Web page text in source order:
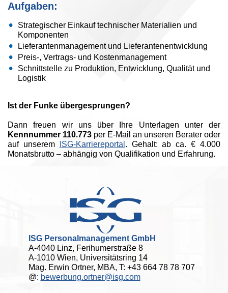
Aufgaben:
Strategischer Einkauf technischer Materialien und
Komponenten
Lieferantenmanagement und Lieferantenentwicklung
Preis-, Vertrags- und Kostenmanagement
Schnittstelle zu Produktion, Entwicklung, Qualität und
Logistik
Ist der Funke übergesprungen?
Dann freuen wir uns über Ihre Unterlagen unter der
Kennnummer 110.773 per E-Mail an unseren Berater oder
auf unserem
ISG-Karriereportal . Gehalt: ab ca. € 4.000
Monatsbrutto – abhängig von Qualifikation und Erfahrung.
ISG Personalmanagement GmbH
A-4040 Linz, Ferihumerstraße 8
A-1010 Wien, Universitätsring 14
Mag. Erwin Ortner, MBA, T: +43 664 78 78 707
@: bewerbung.ortner@isg.com